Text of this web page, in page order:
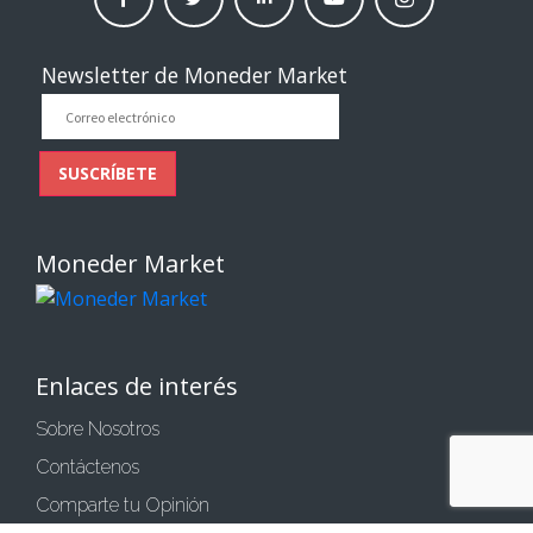
monedermonedermonedermonedermoneder
Newsletter de Moneder Market
Correo
electrónico
SUSCRÍBETE
Moneder Market
Enlaces de interés
Sobre Nosotros
Contáctenos
Comparte tu Opinión